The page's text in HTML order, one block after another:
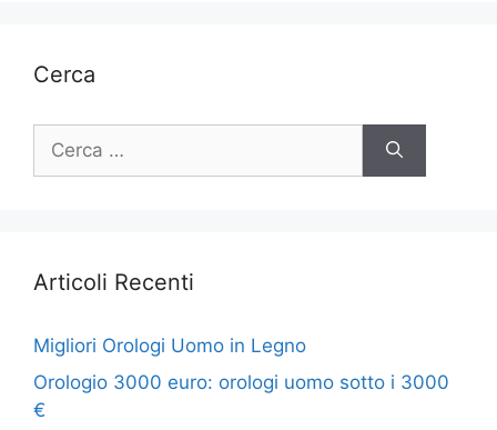
Cerca
per:
Articoli Recenti
Migliori Orologi Uomo in Legno
Orologio 3000 euro: orologi uomo sotto i 3000
€